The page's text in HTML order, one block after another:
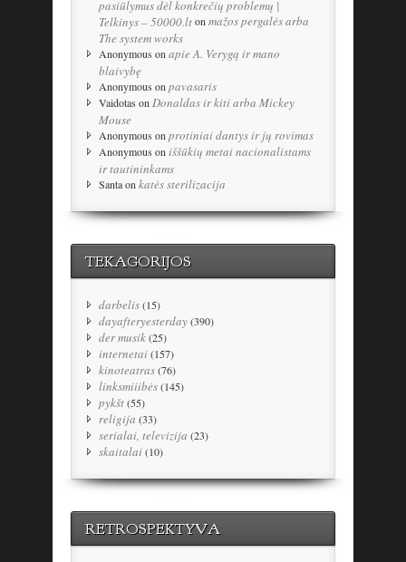
pasiūlymus dėl konkrečių problemų |
Telkinys – 50000.lton mažos pergalės arba
The system works
Anonymous on apie A. Verygą ir mano
blaivybę
Anonymous on pavasaris
Vaidotas on Donaldas ir kiti arba Mickey
Mouse
Anonymous on protiniai dantys ir jų rovimas
Anonymous on iššūkių metai nacionalistams
ir tautininkams
Santaon katės sterilizacija
TEKAGORIJOS
darbelis(15)
dayafteryesterday(390)
der musik(25)
internetai(157)
kinoteatras(76)
linksmiiibės(145)
pykšt(55)
religija (33)
serialai, televizija (23)
skaitalai(10)
RETROSPEKTYVA